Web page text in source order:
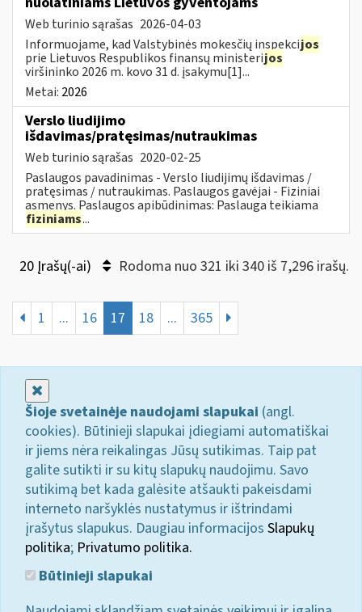
Web turinio sąrašas 2026-04-03
Informuojame, kad Valstybinės mokesčių inspekcijos
prie Lietuvos Respublikos finansų ministerijos
viršininko 2026 m. kovo 31 d. įsakymu[1]...
Metai: 2026
Verslo liudijimo
išdavimas/pratęsimas/nutraukimas
Web turinio sąrašas 2020-02-25
Paslaugos pavadinimas - Verslo liudijimų išdavimas /
pratęsimas / nutraukimas. Paslaugos gavėjai - Fiziniai
asmenys. Paslaugos apibūdinimas: Paslauga teikiama
fiziniams...
20 Įrašų(-ai) Rodoma nuo 321 iki 340 iš 7,296 irašų.
1 ... 16 17 18 ... 365
Šioje svetainėje naudojami slapukai (angl.
cookies). Būtinieji slapukai įdiegiami automatiškai
ir jiems nėra reikalingas Jūsų sutikimas. Taip pat
galite sutikti ir su kitų slapukų naudojimu. Savo
sutikimą bet kada galėsite atšaukti pakeisdami
interneto naršyklės nustatymus ir ištrindami
įrašytus slapukus. Daugiau informacijos Slapukų
politika; Privatumo politika.
Būtinieji slapukai